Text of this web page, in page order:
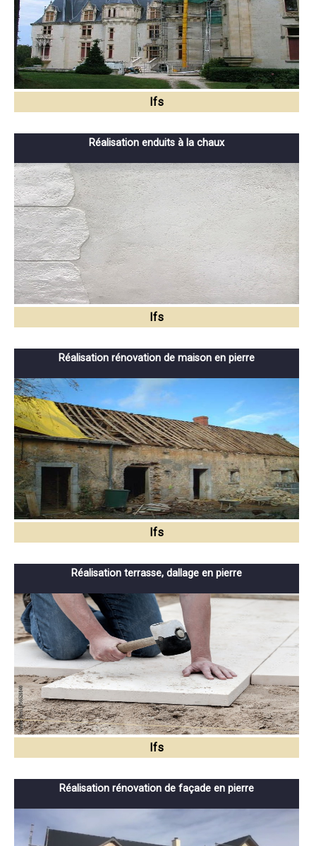
Ifs
Réalisation enduits à la chaux
Ifs
Réalisation rénovation de maison en pierre
Ifs
Réalisation terrasse, dallage en pierre
Ifs
Réalisation rénovation de façade en pierre